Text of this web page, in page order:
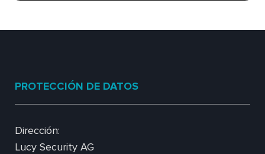
PROTECCIÓN DE DATOS
Dirección:
Lucy Security AG